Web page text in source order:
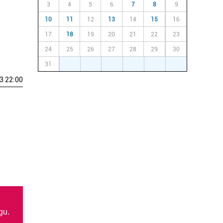
22:00
3 4 5 6 7 8 9
10 11 12 13 14 15 16
17 18 19 20 21 22 23
24 25 26 27 28 29 30
31